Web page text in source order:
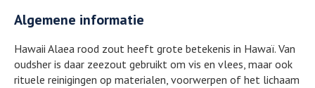
Algemene informatie
Hawaii Alaea rood zout heeft grote betekenis in Hawaï. Van
oudsher is daar zeezout gebruikt om vis en vlees, maar ook
rituele reinigingen op materialen, voorwerpen of het lichaam